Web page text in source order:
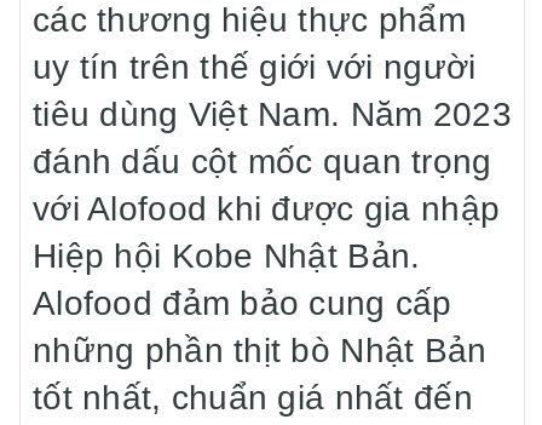
các thương hiệu thực phẩm
uy tín trên thế giới với người
tiêu dùng Việt Nam. Năm 2023
đánh dấu cột mốc quan trọng
với Alofood khi được gia nhập
Hiệp hội Kobe Nhật Bản.
Alofood đảm bảo cung cấp
những phần thịt bò Nhật Bản
tốt nhất, chuẩn giá nhất đến